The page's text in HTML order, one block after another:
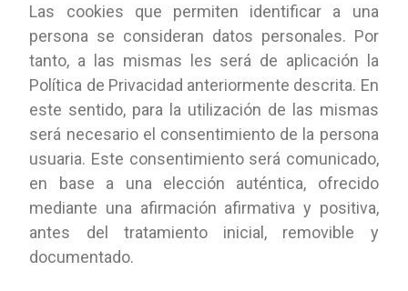
Las cookies que permiten identificar a una
persona se consideran datos personales. Por
tanto, a las mismas les será de aplicación la
Política de Privacidad anteriormente descrita. En
este sentido, para la utilización de las mismas
será necesario el consentimiento de la persona
usuaria. Este consentimiento será comunicado,
en base a una elección auténtica, ofrecido
mediante una afirmación afirmativa y positiva,
antes del tratamiento inicial, removible y
documentado.